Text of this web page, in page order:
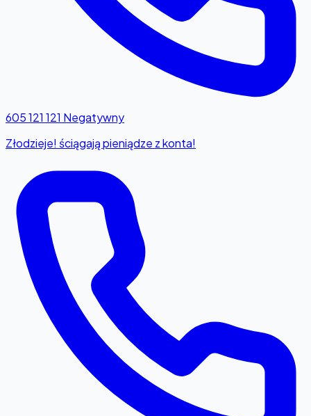
605 121 121 Negatywny
Złodzieje! ściągają pieniądze z konta!